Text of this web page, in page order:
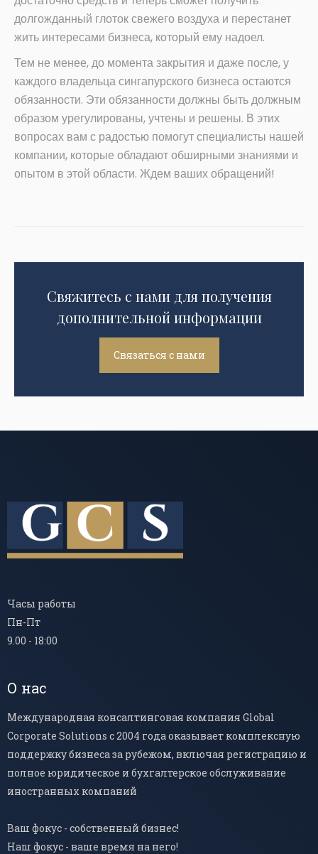
долгожданный глоток свежего воздуха и перестанет
жить интересами бизнеса, который ему надоел.
Тем не менее, до момента закрытия и даже после, у
каждого владельца сингапурского бизнеса остаются
обязанности. Эти обязанности должны быть должным
образом урегулированы, учтены и решены. В этих
вопросах вам с радостью помогут специалисты нашей
компании, которые обладают обширными знаниями и
опытом в этой области. Ждем ваших обращений!
Свяжитесь с нами для получения
дополнительной информации
Связаться с нами
Часы работы
Пн-Пт
9.00 - 18:00
О нас
Международная консалтинговая компания Global
Corporate Solutions с 2004 года оказывает комплексную
поддержку бизнеса за рубежом, включая регистрацию и
полное юридическое и бухгалтерское обслуживание
иностранных компаний
Ваш фокус - собственный бизнес!
Наш фокус - ваше время на него!